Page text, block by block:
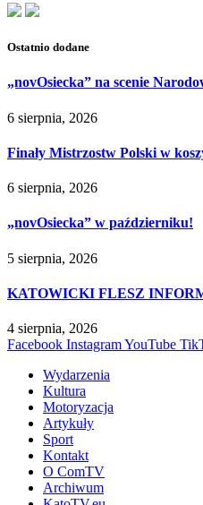
Ostatnio dodane
„novOsiecka” na scenie
6 sierpnia, 2026
Finały Mistrzostw Polski w
6 sierpnia, 2026
„novOsiecka” w październiku!
5 sierpnia, 2026
KATOWICKI FLESZ
4 sierpnia, 2026
Facebook InstagramYouTube
Wydarzenia
Kultura
Motoryzacja
Artykuły
Sport
Kontakt
O ComTV
Archiwum